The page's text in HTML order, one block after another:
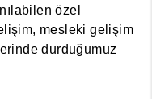
özel
mesleki gelişim
durduğumuz